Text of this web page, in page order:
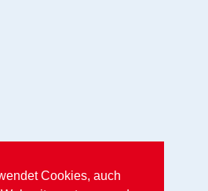
Cookies, auch